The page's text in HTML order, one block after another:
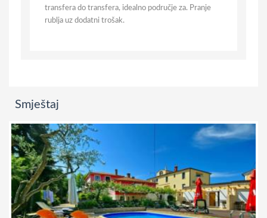
transfera do transfera, idealno područje za. Pranje
rublja uz dodatni trošak.
Smještaj